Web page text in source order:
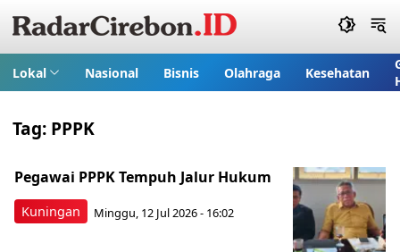
Lokal Nasional Bisnis Olahraga Kesehatan
Tag: PPPK
Kuningan
Pegawai PPPK Tempuh Jalur Hukum
Minggu, 12 Jul 2026 - 16:02